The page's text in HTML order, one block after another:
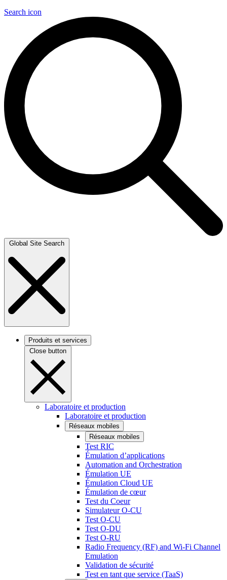
Search icon
Global Site Search
Produits et services
Close button
Laboratoire et production
Laboratoire et production
Réseaux mobiles
Réseaux mobiles
Test RIC
Émulation d’applications
Automation and Orchestration
Émulation UE
Émulation Cloud UE
Émulation de cœur
Test du Coeur
Simulateur O-CU
Test O-CU
Test O-DU
Test O-RU
Radio Frequency (RF) and Wi-Fi Channel
Emulation
Validation de sécurité
Test en tant que service (TaaS)